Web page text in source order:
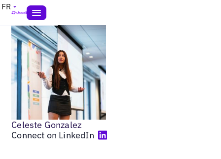
FR
Celeste Gonzalez
Connect on LinkedIn